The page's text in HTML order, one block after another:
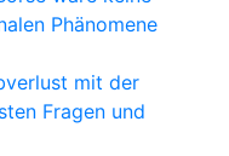
Phänomene
mit der
Fragen und